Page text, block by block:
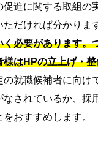
促進に関する取組の
ただければ分かりま
く必要があります
様はHPの立上げ・
の就職候補者に向け
なされているか、採
をおすすめします。